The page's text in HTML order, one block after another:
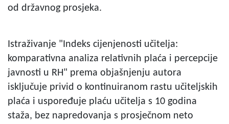
od državnog prosjeka.
Istraživanje "Indeks cijenjenosti učitelja:
komparativna analiza relativnih plaća i percepcije
javnosti u RH" prema objašnjenju autora
isključuje privid o kontinuiranom rastu učiteljskih
plaća i uspoređuje plaću učitelja s 10 godina
staža, bez napredovanja s prosječnom neto